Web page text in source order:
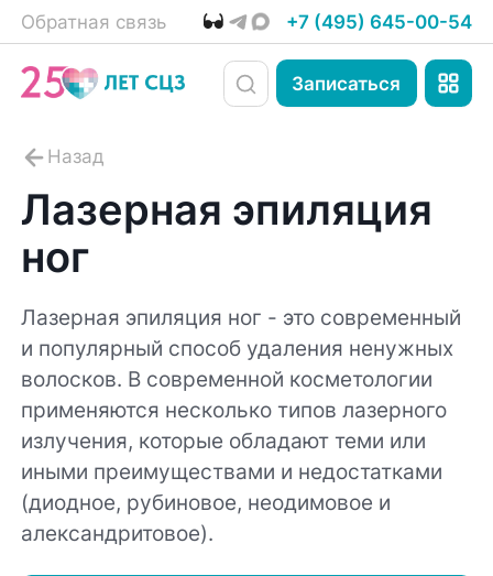
Обратная связь +7 (495) 645-00-54
Записаться
Лазерная эпиляция
ног
Лазерная эпиляция ног - это современный
и популярный способ удаления ненужных
волосков. В современной косметологии
применяются несколько типов лазерного
излучения, которые обладают теми или
иными преимуществами и недостатками
(диодное, рубиновое, неодимовое и
александритовое).